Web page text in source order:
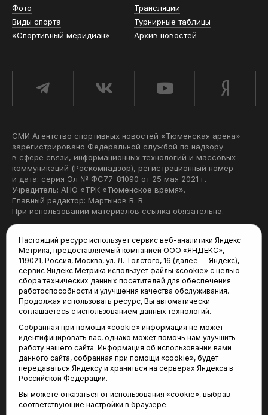
Фото
Трансляции
Виды спорта
Турнирные таблицы
«Спортивный меридиан»
Архив новостей
СМИ Агентство спортивных новостей «Тюменская арена»
зарегистрировано Федеральной службой по надзору
в сфере связи, информационных технологий и массовых
коммуникаций (Роскомнадзор), регистрационный номер
и дата: серия Эл № ФС77-81090 от 25 мая 2021 г.
Учредитель: АНО «ТРК «Тюменское время».
Главный редактор: Мартынов В. В.
При использовании материалов ссылка обязательна.
Редакция:
625035, Тюмень, пр. Геологоразведчиков, 28А
(3452) 68-22-28
tum-arena@mail.ru
Отдел продаж:
(3452) 68-89-78
kotovaev@sibinformburo.ru
Настоящий ресурс использует сервис веб-аналитики Яндекс
Метрика, предоставляемый компанией ООО «ЯНДЕКС»,
119021, Россия, Москва, ул. Л. Толстого, 16 (далее — Яндекс),
сервис Яндекс Метрика использует файлы «cookie» с целью
сбора технических данных посетителей для обеспечения
работоспособности и улучшения качества обслуживания.
Продолжая использовать ресурс, Вы автоматически
соглашаетесь с использованием данных технологий.
Собранная при помощи «cookie» информация не может
идентифицировать вас, однако может помочь нам улучшить
работу нашего сайта. Информация об использовании вами
данного сайта, собранная при помощи «cookie», будет
передаваться Яндексу и храниться на серверах Яндекса в
Российской Федерации.
Вы можете отказаться от использования «cookie», выбрав
соответствующие настройки в браузере.